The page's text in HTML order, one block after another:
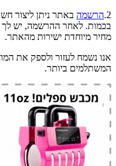
2. הרשמה באתר ניתן ליצור
בכמות. לאחר ההרשמה, יש
מחיר מיוחדת ישירות מהאתר.
אנו נשמח לעזור ולספק את
המשתלמים ביותר.